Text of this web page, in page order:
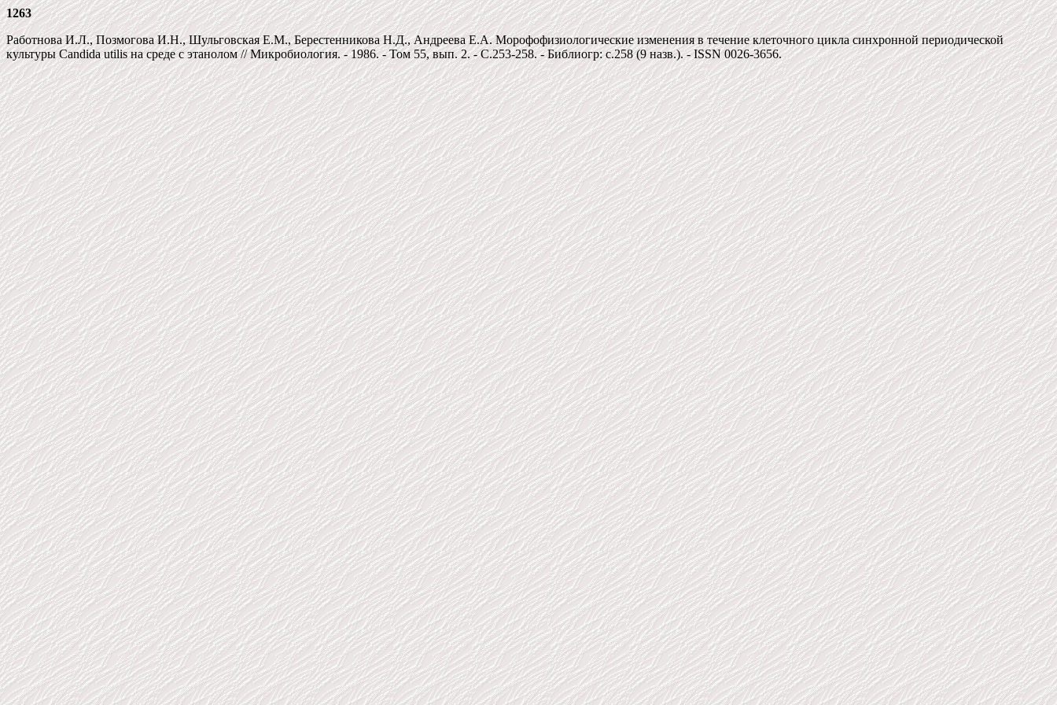
1263
Работнова И.Л., Позмогова И.Н., Шульговская Е.М., Берестенникова Н.Д., Андреева Е.А. Морофофизиологические изменения в течение клеточного цикла синхронной периодической
культуры Candida utilis на среде с этанолом // Микробиология. - 1986. - Том 55, вып. 2. - C.253-258. - Библиогр: c.258 (9 назв.). - ISSN 0026-3656.